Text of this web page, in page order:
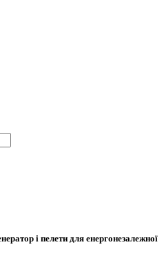
і пелети для енергонезалежної